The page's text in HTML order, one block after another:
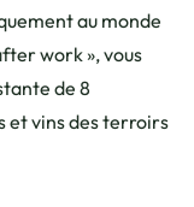
au monde
work », vous
de 8
et vins des terroirs